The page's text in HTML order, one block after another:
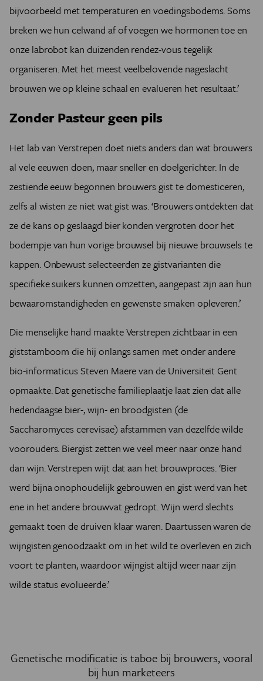
bijvoorbeeld met temperaturen en voedingsbodems. Soms
breken we hun celwand af of voegen we hormonen toe en
onze labrobot kan duizenden rendez-vous tegelijk
organiseren. Met het meest veelbelovende nageslacht
brouwen we op kleine schaal en evalueren het resultaat.’
Zonder Pasteur geen pils
Het lab van Verstrepen doet niets anders dan wat brouwers
al vele eeuwen doen, maar sneller en doelgerichter. In de
zestiende eeuw begonnen brouwers gist te domesticeren,
zelfs al wisten ze niet wat gist was. ‘Brouwers ontdekten dat
ze de kans op geslaagd bier konden vergroten door het
bodempje van hun vorige brouwsel bij nieuwe brouwsels te
kappen. Onbewust selecteerden ze gistvarianten die
specifieke suikers kunnen omzetten, aangepast zijn aan hun
bewaaromstandigheden en gewenste smaken opleveren.’
Die menselijke hand maakte Verstrepen zichtbaar in een
giststamboom die hij onlangs samen met onder andere
bio-informaticus Steven Maere van de Universiteit Gent
opmaakte. Dat genetische familieplaatje laat zien dat alle
hedendaagse bier-, wijn- en broodgisten (de
Saccharomyces cerevisae) afstammen van dezelfde wilde
voorouders. Biergist zetten we veel meer naar onze hand
dan wijn. Verstrepen wijt dat aan het brouwproces. ‘Bier
werd bijna onophoudelijk gebrouwen en gist werd van het
ene in het andere brouwvat gedropt. Wijn werd slechts
gemaakt toen de druiven klaar waren. Daartussen waren de
wijngisten genoodzaakt om in het wild te overleven en zich
voort te planten, waardoor wijngist altijd weer naar zijn
wilde status evolueerde.’
Genetische modificatie is taboe bij brouwers, vooral
bij hun marketeers